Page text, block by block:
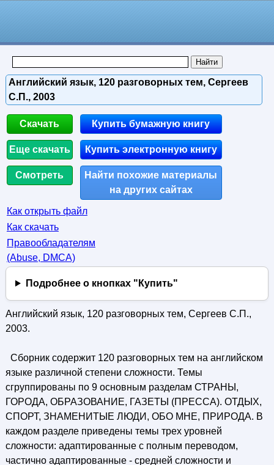
Английский язык, 120 разговорных тем, Сергеев
С.П., 2003
Скачать
Еще скачать
Смотреть
Купить бумажную книгу
Купить электронную книгу
Найти похожие материалы
на других сайтах
Как открыть файл
Как скачать
Правообладателям
(Abuse, DMСA)
Подробнее о кнопках "Купить"
Английский язык, 120 разговорных тем, Сергеев С.П.,
2003.
Сборник содержит 120 разговорных тем на английском
языке различной степени сложности. Темы
сгруппированы по 9 основным разделам СТРАНЫ,
ГОРОДА, ОБРАЗОВАНИЕ, ГАЗЕТЫ (ПРЕССА). ОТДЫХ,
СПОРТ, ЗНАМЕНИТЫЕ ЛЮДИ, ОБО МНЕ, ПРИРОДА. В
каждом разделе приведены темы тpex уровней
сложности: адаптированные с полным переводом,
частично адаптированные - средней сложности и